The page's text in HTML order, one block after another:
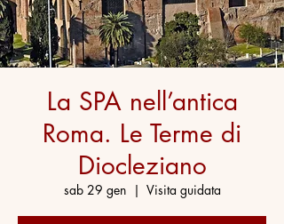
La SPA nell’antica
Roma. Le Terme di
Diocleziano
sab 29 gen
  |
Visita guidata